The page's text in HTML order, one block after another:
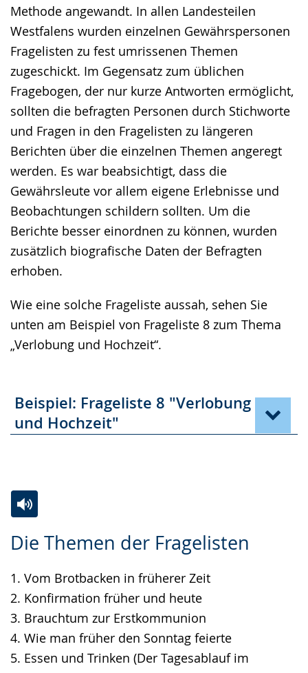
Methode angewandt. In allen Landesteilen
Westfalens wurden einzelnen Gewährspersonen
Fragelisten zu fest umrissenen Themen
zugeschickt. Im Gegensatz zum üblichen
Fragebogen, der nur kurze Antworten ermöglicht,
sollten die befragten Personen durch Stichworte
und Fragen in den Fragelisten zu längeren
Berichten über die einzelnen Themen angeregt
werden. Es war beabsichtigt, dass die
Gewährsleute vor allem eigene Erlebnisse und
Beobachtungen schildern sollten. Um die
Berichte besser einordnen zu können, wurden
zusätzlich biografische Daten der Befragten
erhoben.
Wie eine solche Frageliste aussah, sehen Sie
unten am Beispiel von Frageliste 8 zum Thema
„Verlobung und Hochzeit“.
Beispiel: Frageliste 8 "Verlobung
und Hochzeit"
Die Themen der Fragelisten
1. Vom Brotbacken in früherer Zeit
2. Konfirmation früher und heute
3. Brauchtum zur Erstkommunion
4. Wie man früher den Sonntag feierte
5. Essen und Trinken (Der Tagesablauf im
Leichten
wechseln.
Audio-
Video
Deutscher
Gebärdensprache
wird
angezeigt.